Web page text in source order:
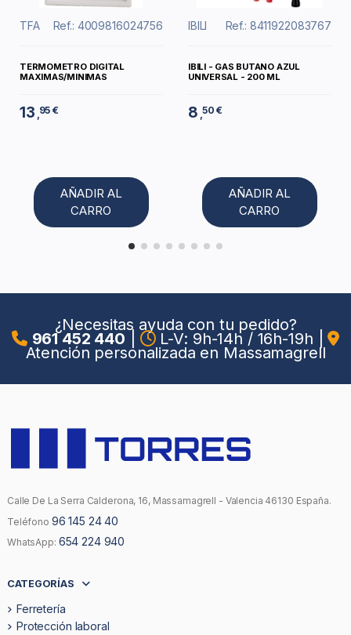
TFA Ref.: 4009816024756
TERMOMETRO DIGITAL
MAXIMAS/MINIMAS
13 95 €
AÑADIR AL
CARRO
IBILI Ref.: 8411922083767
IBILI - GAS BUTANO AZUL
UNIVERSAL - 200 ML
8 ,50 €
AÑADIR AL
CARRO
¿Necesitas ayuda con tu pedido?
961 452 440 L-V: 9h-14h / 16h-19h
Atención personalizada en Massamagrell
Calle De La Serra Calderona, 16, Massamagrell - Valencia 46130 España.
Teléfono 96 145 24 40
WhatsApp: 654 224 940
CATEGORÍAS
Ferretería
Protección laboral